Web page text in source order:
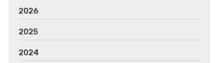
2026
2025
2024